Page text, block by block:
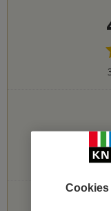
PŘIDEJTE